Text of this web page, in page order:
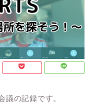
議の記録です。